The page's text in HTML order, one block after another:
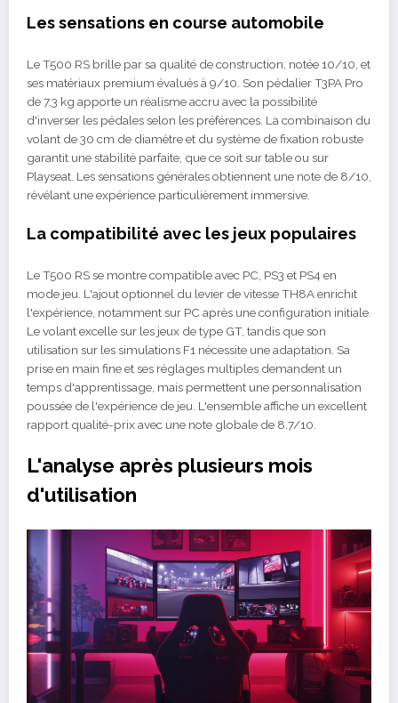
Les sensations en course automobile
Le T500 RS brille par sa qualité de construction, notée 10/10, et
ses matériaux premium évalués à 9/10. Son pédalier T3PA Pro
de 7,3 kg apporte un réalisme accru avec la possibilité
d'inverser les pédales selon les préférences. La combinaison du
volant de 30 cm de diamètre et du système de fixation robuste
garantit une stabilité parfaite, que ce soit sur table ou sur
Playseat. Les sensations générales obtiennent une note de 8/10,
révélant une expérience particulièrement immersive.
La compatibilité avec les jeux populaires
Le T500 RS se montre compatible avec PC, PS3 et PS4 en
mode jeu. L'ajout optionnel du levier de vitesse TH8A enrichit
l'expérience, notamment sur PC après une configuration initiale.
Le volant excelle sur les jeux de type GT, tandis que son
utilisation sur les simulations F1 nécessite une adaptation. Sa
prise en main fine et ses réglages multiples demandent un
temps d'apprentissage, mais permettent une personnalisation
poussée de l'expérience de jeu. L'ensemble affiche un excellent
rapport qualité-prix avec une note globale de 8.7/10.
L'analyse après plusieurs mois
d'utilisation